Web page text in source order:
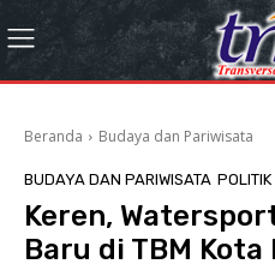
Beranda Budaya dan Pariwisata
BUDAYA DAN PARIWISATA
Keren,
Baru di TBM